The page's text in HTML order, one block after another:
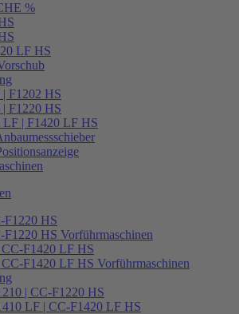
%
LF HS
| F1202 HS
| F1220 HS
LF | F1420 LF HS
F1220 HS
HS Vorführmaschinen
F1420 LF HS
F1420 LF HS Vorführmaschinen
| CC-F1220 HS
LF | CC-F1420 LF HS